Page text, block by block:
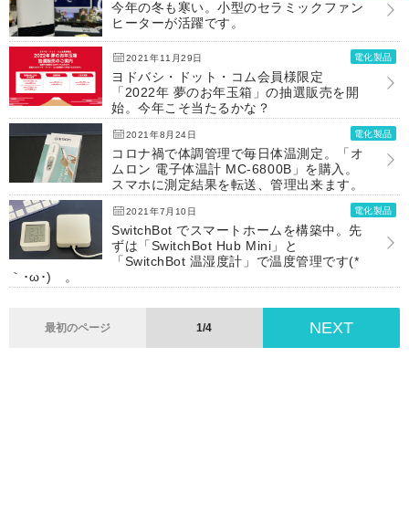
今年の冬も寒い。小型のセラミックファン
ヒーターが活躍です。
2021年11月29日 電化製品
ヨドバシ・ドット・コム会員様限定
「2022年 夢のお年玉箱」の抽選販売を開
始。今年こそ当たるかな？
2021年8月24日 電化製品
コロナ禍で体調管理で毎日体温測定。「オ
ムロン 電子体温計 MC-6800B」を購入。
スマホに測定結果を転送、管理出来ます。
2021年7月10日 電化製品
SwitchBot でスマートホームを構築中。先
ずは「SwitchBot Hub Mini」と
「SwitchBot 温湿度計」で温度管理です(*
｀･ω･)ゞ。
最初のページ 1/4 NEXT